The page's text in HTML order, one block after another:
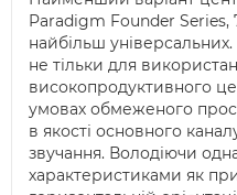
Paradigm Founder Series,
найбільш
не тільки для
високопродуктивного
умовах обмеженого
в якості основного
звучання. Володіючи
характеристиками як